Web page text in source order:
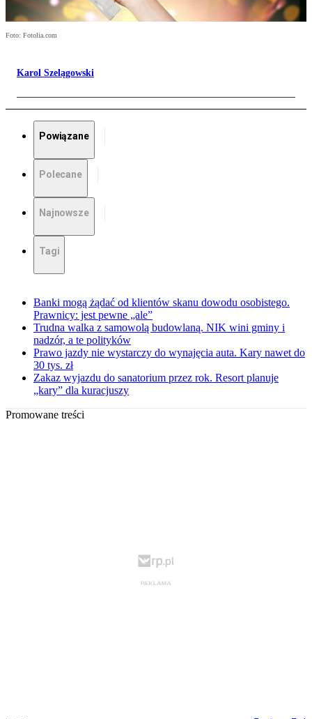
Foto: Fotolia.com
Karol Szelągowski
Powiązane
Polecane
Najnowsze
Tagi
Banki mogą żądać od klientów skanu dowodu osobistego.
Prawnicy: jest pewne „ale”
Trudna walka z samowolą budowlaną. NIK wini gminy i
nadzór, a te polityków
Prawo jazdy nie wystarczy do wynajęcia auta. Kary nawet do
30 tys. zł
Zakaz wyjazdu do sanatorium przez rok. Resort planuje
„kary” dla kuracjuszy
Promowane treści